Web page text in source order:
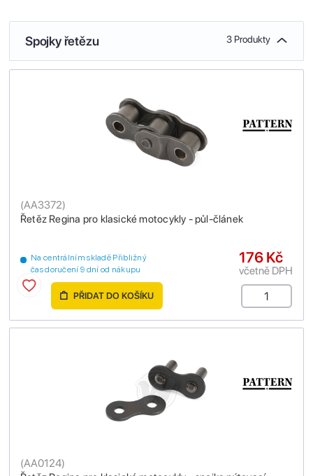
Spojky řetězu 3 Produkty
Řetěz Regina pro klasické motocykly - půl-článek
(AA3372)
Na centrálním skladě Přibližný
čas doručení 9 dní od nákupu
176 Kč
včetně DPH
PŘIDAT DO KOŠÍKU
(AA0124)